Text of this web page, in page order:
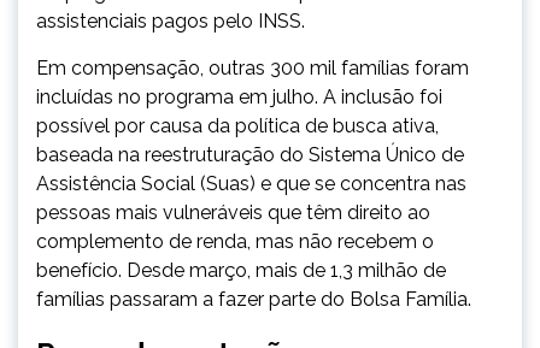
assistenciais pagos pelo INSS.
Em compensação, outras 300 mil famílias foram
incluídas no programa em julho. A inclusão foi
possível por causa da política de busca ativa,
baseada na reestruturação do Sistema Único de
Assistência Social (Suas) e que se concentra nas
pessoas mais vulneráveis que têm direito ao
complemento de renda, mas não recebem o
benefício. Desde março, mais de 1,3 milhão de
famílias passaram a fazer parte do Bolsa Família.